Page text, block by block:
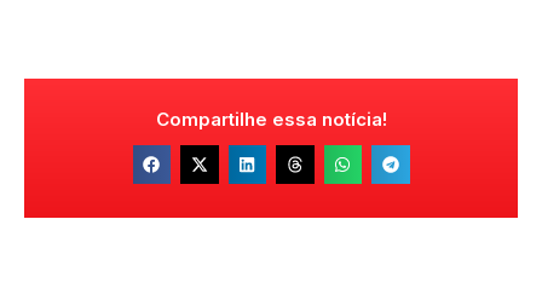
Compartilhe essa notícia!